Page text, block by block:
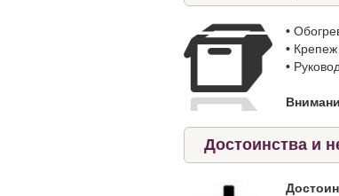
•
• Крепеж
•
Достоинства и